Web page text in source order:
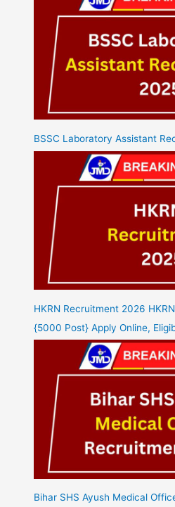
BSSC Laboratory Assistant
HKRN Recruitment 2026
{5000 Post} Apply Online,
Bihar SHS Ayush Medical